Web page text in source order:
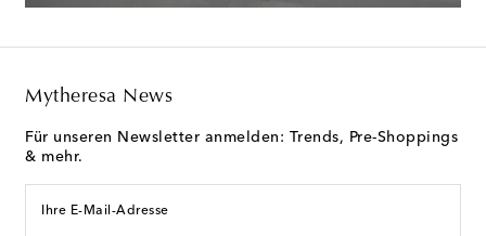
Mytheresa News
Für unseren Newsletter anmelden: Trends, Pre-Shoppings
& mehr.
Ihre E-Mail-Adresse